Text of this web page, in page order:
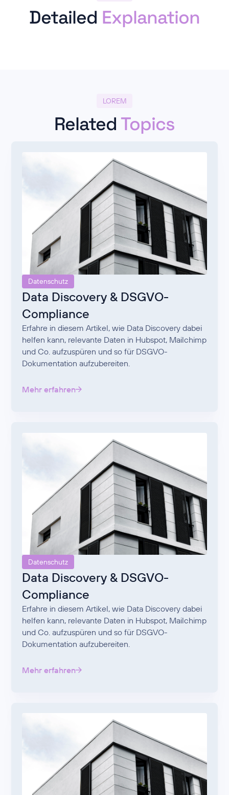
Detailed Explanation
LOREM
Related Topics
Datenschutz
Data Discovery & DSGVO-
Compliance
Erfahre in diesem Artikel, wie Data Discovery dabei
helfen kann, relevante Daten in Hubspot, Mailchimp
und Co. aufzuspüren und so für DSGVO-
Dokumentation aufzubereiten.
Mehr erfahren
Datenschutz
Data Discovery & DSGVO-
Compliance
Erfahre in diesem Artikel, wie Data Discovery dabei
helfen kann, relevante Daten in Hubspot, Mailchimp
und Co. aufzuspüren und so für DSGVO-
Dokumentation aufzubereiten.
Mehr erfahren